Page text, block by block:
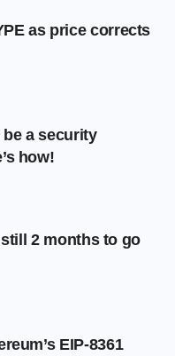
as price corrects
be a security
how!
2 months to go
EIP-8361